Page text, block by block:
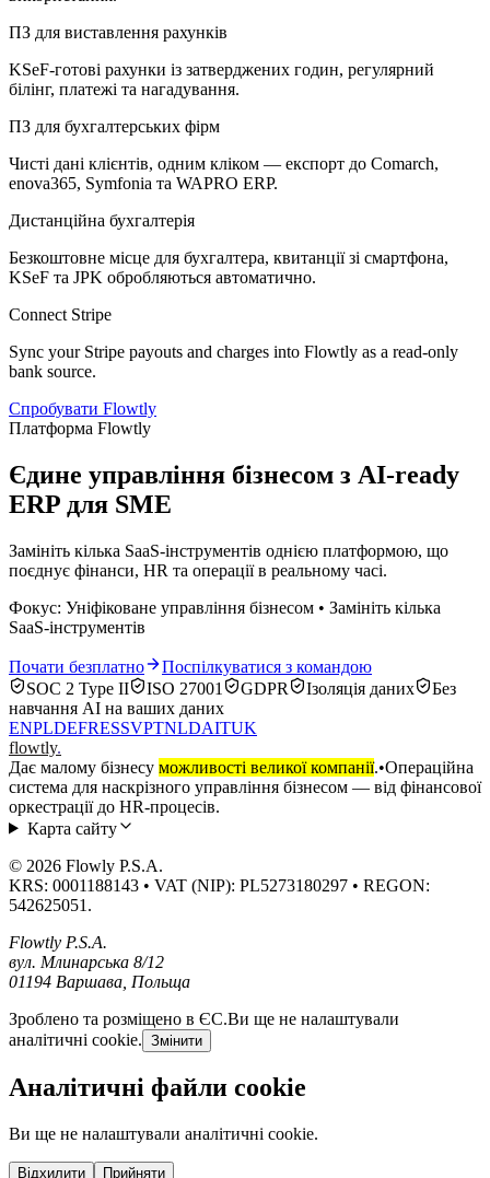
ПЗ для виставлення рахунків
KSeF-готові рахунки із затверджених годин, регулярний
білінг, платежі та нагадування.
ПЗ для бухгалтерських фірм
Чисті дані клієнтів, одним кліком — експорт до Comarch,
enova365, Symfonia та WAPRO ERP.
Дистанційна бухгалтерія
Безкоштовне місце для бухгалтера, квитанції зі смартфона,
KSeF та JPK обробляються автоматично.
Connect Stripe
Sync your Stripe payouts and charges into Flowtly as a read-only
bank source.
Спробувати Flowtly
Платформа Flowtly
Єдине управління бізнесом з AI-ready
ERP для SME
Замініть кілька SaaS-інструментів однією платформою, що
поєднує фінанси, HR та операції в реальному часі.
Фокус: Уніфіковане управління бізнесом • Замініть кілька
SaaS-інструментів
Почати безплатно
Поспілкуватися з командою
SOC 2 Type II
ISO 27001 GDPR Ізоляція даних
Без
навчання AI на ваших даних
ENPLDEFRESSVPTNLDAITUK
flowtly.
Дає малому бізнесу можливості великої компанії.•Операційна
система для наскрізного управління бізнесом — від фінансової
оркестрації до HR-процесів.
Карта сайту
© 2026 Flowly P.S.A.
KRS: 0001188143 • VAT (NIP): PL5273180297 • REGON:
542625051.
Flowtly P.S.A.
вул. Млинарська 8/12
01194 Варшава, Польща
Зроблено та розміщено в ЄС.Ви ще не налаштували
аналітичні cookie. Змінити
Аналітичні файли cookie
Ви ще не налаштували аналітичні cookie.
Відхилити Прийняти